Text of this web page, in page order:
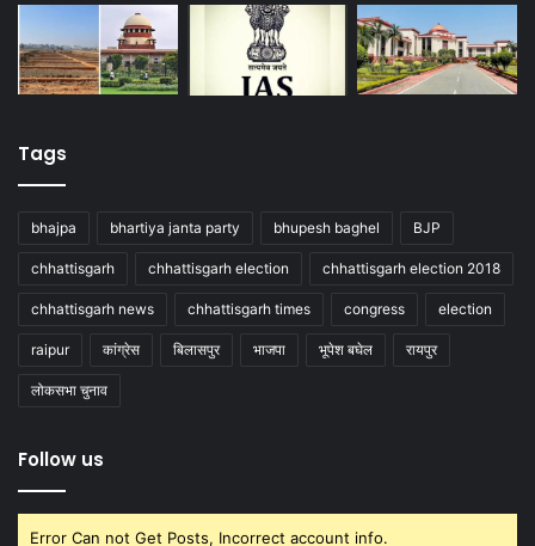
Tags
bhajpa bhartiya janta party bhupesh baghel BJP
chhattisgarh chhattisgarh election chhattisgarh election 2018
chhattisgarh news chhattisgarh times congress election
raipur कांग्रेस बिलासपुर भाजपा भूपेश बघेल रायपुर
लोकसभा चुनाव
Follow us
Error Can not Get Posts, Incorrect account info.